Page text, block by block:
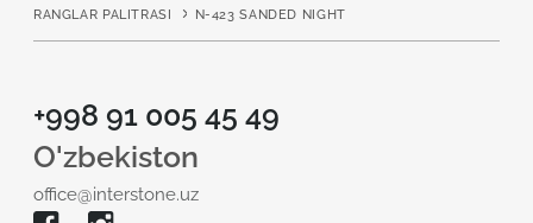
RANGLAR PALITRASI
N-423 SANDED NIGHT
+998 91 005 45 49
O'zbekiston
office@interstone.uz